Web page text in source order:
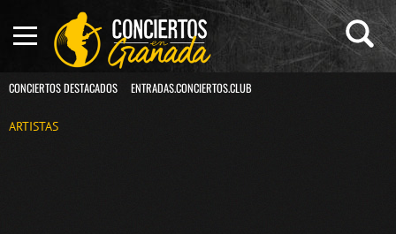
CONCIERTOS DESTACADOS ENTRADAS.CONCIERTOS.CLUB
ARTISTAS